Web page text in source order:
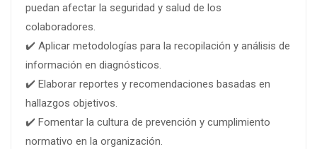
puedan afectar la seguridad y salud de los
colaboradores.
✔️ Aplicar metodologías para la recopilación y análisis de
información en diagnósticos.
✔️ Elaborar reportes y recomendaciones basadas en
hallazgos objetivos.
✔️ Fomentar la cultura de prevención y cumplimiento
normativo en la organización.